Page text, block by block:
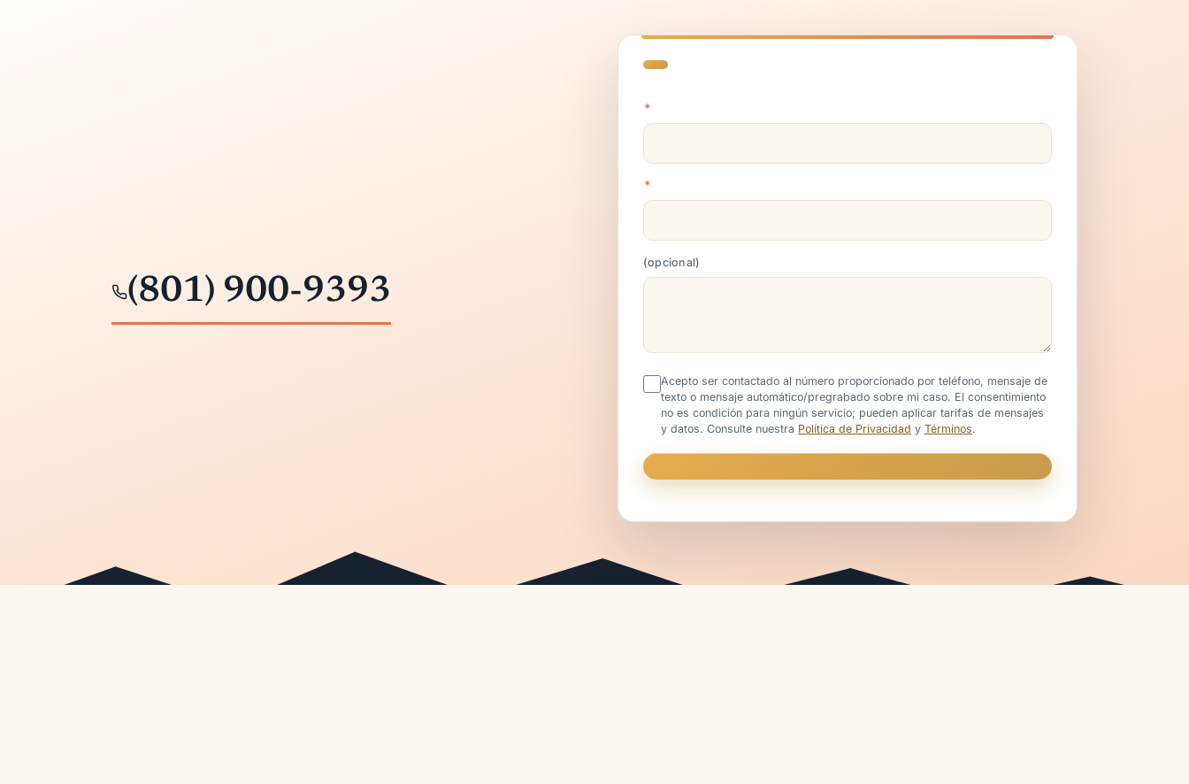
(801) 900-9393
*
*
opcional
Acepto ser contactado al número proporcionado por teléfono, mensaje de
texto o mensaje automático/pregrabado sobre mi caso. El consentimiento
no es condición para ningún servicio; pueden aplicar tarifas de mensajes
y datos. Consulte nuestra Política de Privacidad y Términos.